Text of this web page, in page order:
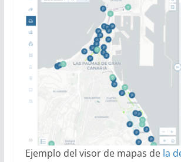
Ejemplo del visor de mapas de la